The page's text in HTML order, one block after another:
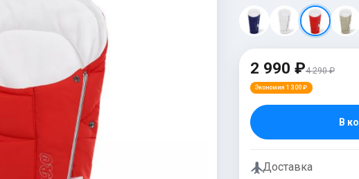
2 990 ₽4 290 ₽
Экономия 1 300 ₽
В
Доставка